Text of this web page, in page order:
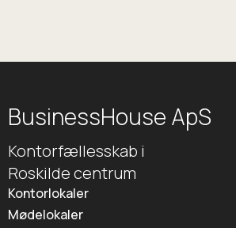
BusinessHouse ApS
Kontorfællesskab i
Roskilde centrum
Kontorlokaler
Mødelokaler